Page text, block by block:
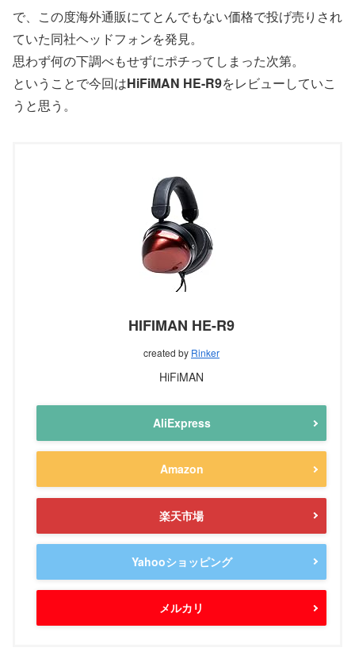
で、この度海外通販にてとんでもない価格で投げ売りされ
ていた同社ヘッドフォンを発見。
思わず何の下調べもせずにポチってしまった次第。
ということで今回はHiFiMAN HE-R9をレビューしていこ
うと思う。
HIFIMAN HE-R9
created by Rinker
HiFiMAN
AliExpress
Amazon
楽天市場
Yahooショッピング
メルカリ